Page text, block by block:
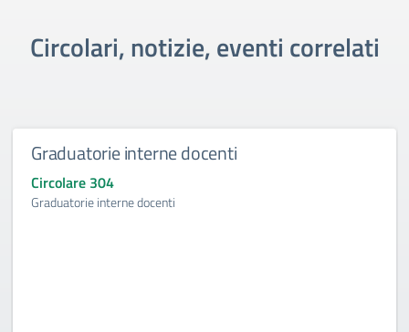
Circolari, notizie, eventi correlati
Graduatorie interne docenti
Circolare 304
Graduatorie interne docenti